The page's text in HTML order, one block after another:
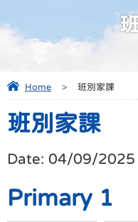
Home > 班別家課
班別家課
Date: 04/09/2025
Primary 1